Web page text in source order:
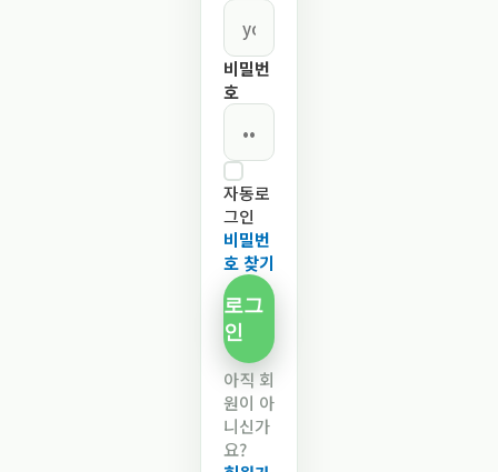
비밀번
호
자동로
그인
비밀번
호 찾기
로그
인
아직 회
원이 아
니신가
요?